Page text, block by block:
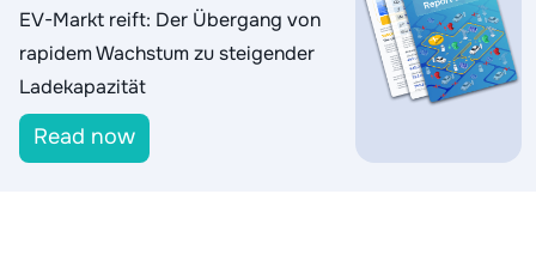
EV-Markt reift: Der Übergang von
rapidem Wachstum zu steigender
Ladekapazität
Read now